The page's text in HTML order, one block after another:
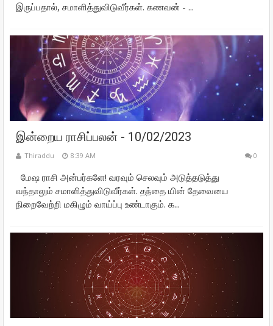
இருப்பதால், சமாளித்துவிடுவீர்கள். கணவன் - ...
இன்றைய ராசிப்பலன் - 10/02/2023
Thiraddu 8:39 AM 0
மேஷ ராசி அன்பர்களே! வரவும் செலவும் அடுத்தடுத்து
வந்தாலும் சமாளித்துவிடுவீர்கள். தந்தை யின் தேவையை
நிறைவேற்றி மகிழும் வாய்ப்பு உண்டாகும். க...